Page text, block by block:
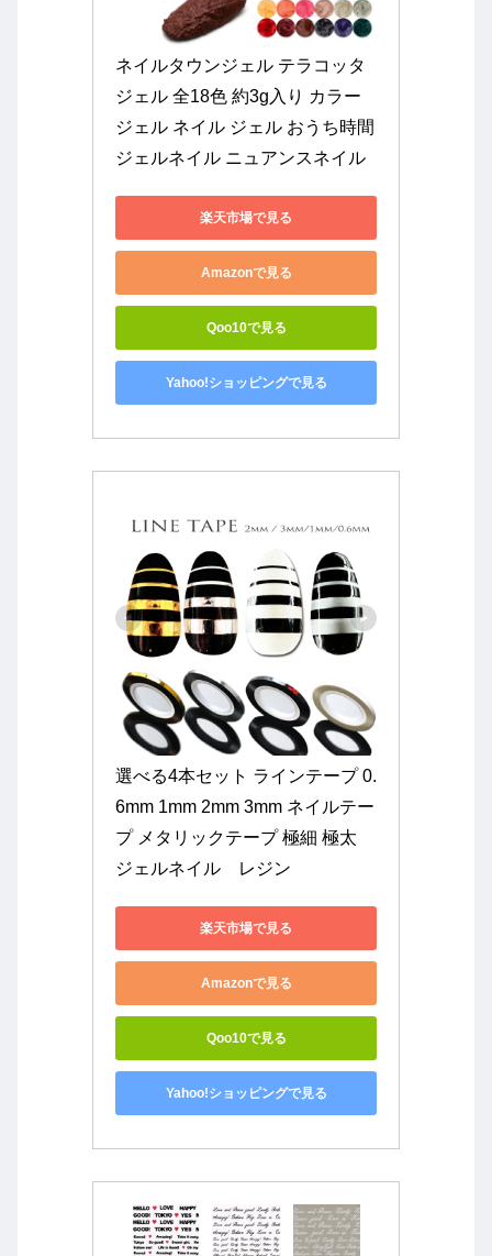
ネイルタウンジェル テラコッタ
ジェル 全18色 約3g入り カラー
ジェル ネイル ジェル おうち時間
ジェルネイル ニュアンスネイル
楽天市場で見る
Amazonで見る
Qoo10で見る
Yahoo!ショッピングで見る
選べる4本セット ラインテープ 0.
6mm 1mm 2mm 3mm ネイルテー
プ メタリックテープ 極細 極太
ジェルネイル　レジン
楽天市場で見る
Amazonで見る
Qoo10で見る
Yahoo!ショッピングで見る